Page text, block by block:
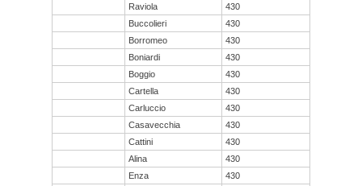
Raviola
430
Buccolieri
430
Borromeo
430
Boniardi
430
Boggio
430
Cartella
430
Carluccio
430
Casavecchia
430
Cattini
430
Alina
430
Enza
430